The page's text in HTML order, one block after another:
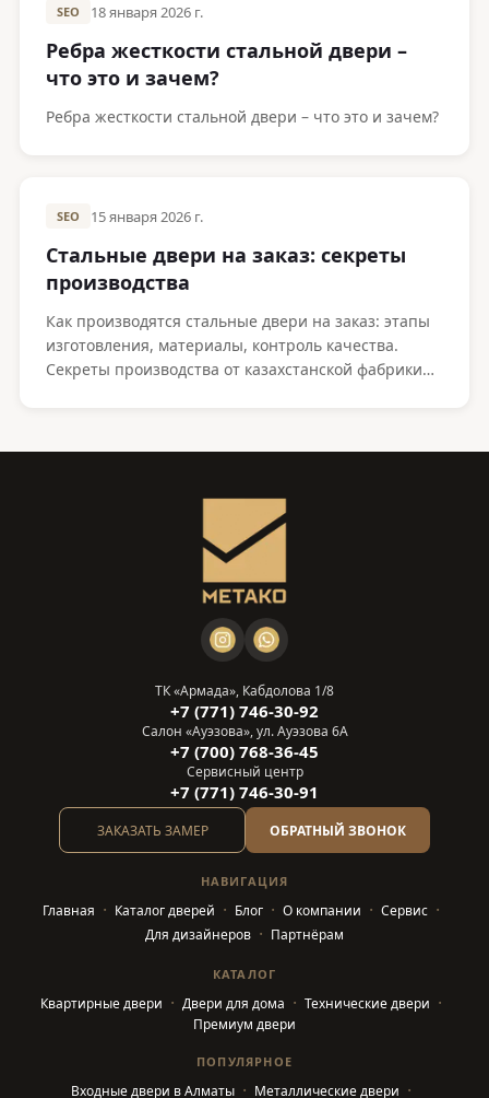
SEO 18 января 2026 г.
Ребра жесткости стальной двери –
что это и зачем?
Ребра жесткости стальной двери – что это и зачем?
SEO 15 января 2026 г.
Стальные двери на заказ: секреты
производства
Как производятся стальные двери на заказ: этапы
изготовления, материалы, контроль качества.
Секреты производства от казахстанской фабрики
НАВИГАЦИЯ
Главная Каталог дверей Блог О компании
Сервис
Для дизайнеров
Партнёрам
КАТАЛОГ
Квартирные двери Двери для дома
Технические двери
Премиум двери
ПОПУЛЯРНОЕ
Входные двери в Алматы Металлические двери
ТК «Армада», Кабдолова 1/8
+7 (771) 746-30-92
Салон «Ауэзова», ул. Ауэзова 6А
+7 (700) 768-36-45
Сервисный центр
+7 (771) 746-30-91
ЗАКАЗАТЬ ЗАМЕР ОБРАТНЫЙ ЗВОНОК